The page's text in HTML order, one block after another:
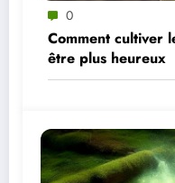
0
Comment cultiver
être plus heureux